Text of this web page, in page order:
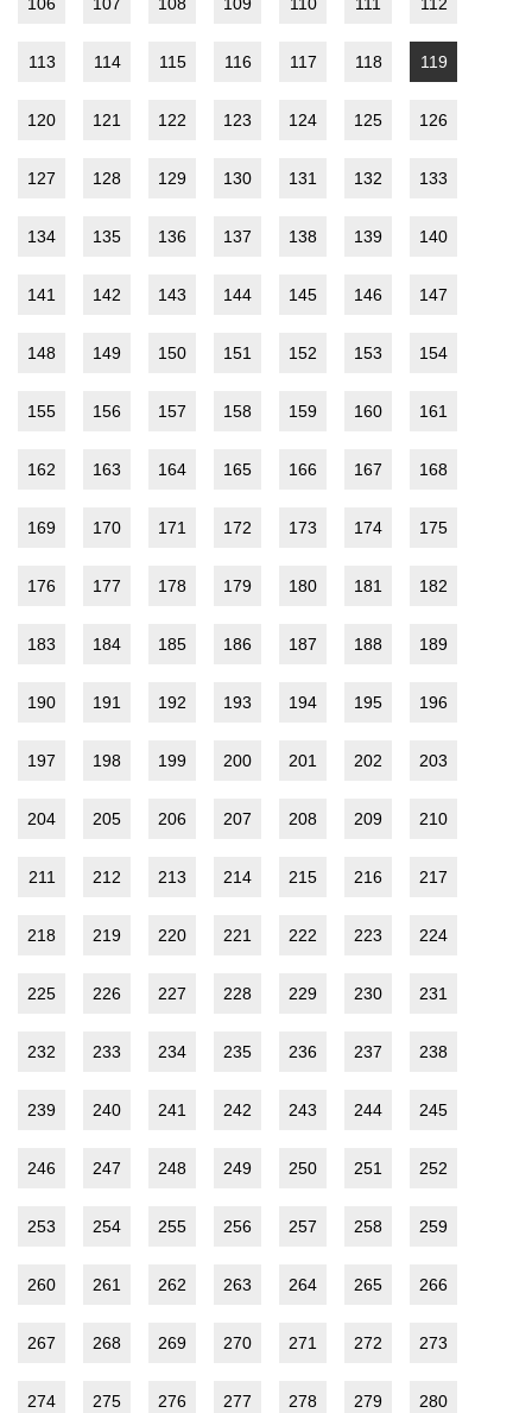
113 114 115 116 117 118 119
120 121 122 123 124 125 126
127 128 129 130 131 132 133
134 135 136 137 138 139 140
141 142 143 144 145 146 147
148 149 150 151 152 153 154
155 156 157 158 159 160 161
162 163 164 165 166 167 168
169 170 171 172 173 174 175
176 177 178 179 180 181 182
183 184 185 186 187 188 189
190 191 192 193 194 195 196
197 198 199 200 201 202 203
204 205 206 207 208 209 210
211 212 213 214 215 216 217
218 219 220 221 222 223 224
225 226 227 228 229 230 231
232 233 234 235 236 237 238
239 240 241 242 243 244 245
246 247 248 249 250 251 252
253 254 255 256 257 258 259
260 261 262 263 264 265 266
267 268 269 270 271 272 273
274 275 276 277 278 279 280